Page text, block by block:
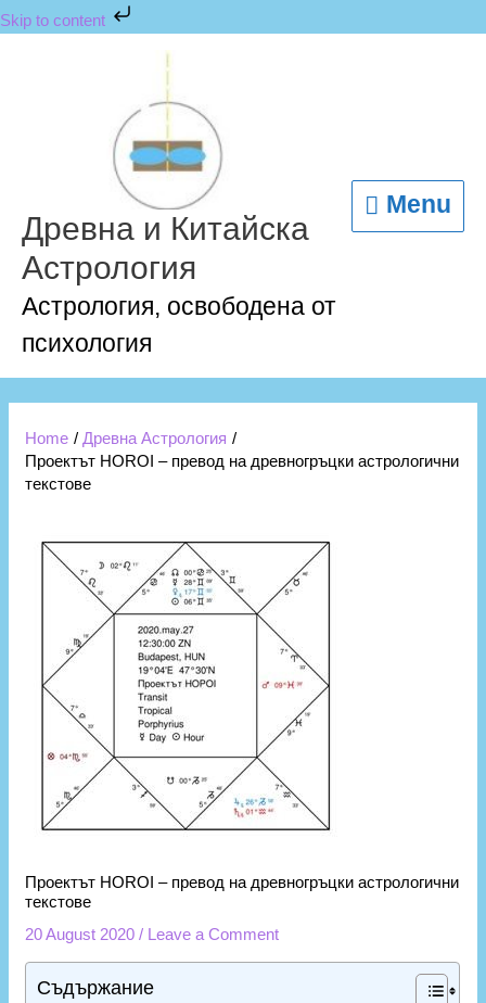
Skip to content
Skip
to
Древна и Китайска
Астрология
Астрология, освободена от
психология
Menu
Home
Древна Астрология
Проектът HOROI – превод на древногръцки астрологични
текстове
Проектът HOROI – превод на древногръцки астрологични
текстове
20 August 2020/ Leave a Comment
Съдържание